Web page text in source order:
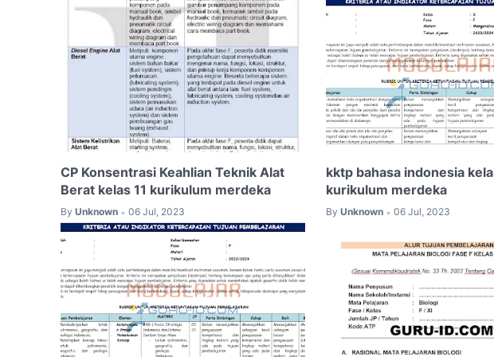
CP Konsentrasi Keahlian Teknik Alat
Berat kelas 11 kurikulum merdeka
By Unknown • 06 Jul, 2023
kktp bahasa indonesia
kurikulum merdeka
By Unknown • 06 Jul, 2023